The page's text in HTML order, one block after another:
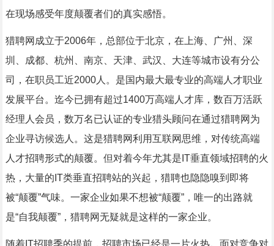
在现场感受年度颠覆者们的真实感悟。
猎聘网成立于2006年，总部位于北京，在上海、广州、深
圳、成都、杭州、南京、天津、武汉、大连等城市设有分公
司，在职员工近2000人。是国内最大最专业的高端人才职业
发展平台。迄今已拥有超过1400万高端人才库，数百万活跃
经理人会员，数万名已认证的专业猎头顾问在通过猎聘网为
企业寻访候选人。这是猎聘网利用互联网思维，对传统高端
人才招聘形式的颠覆。但对着今年尤其是IT垂直领域招聘的火
热，大量的IT类垂直招聘站的兴起，猎聘也隐隐嗅到即将
被“颠覆”气味。一家企业如果不想被“颠覆”，唯一的出路就
是“自我颠覆”，猎聘网无疑就是这样的一家企业。
随着IT招聘季的提前，招聘市场已经是一片火热。面对竞争对